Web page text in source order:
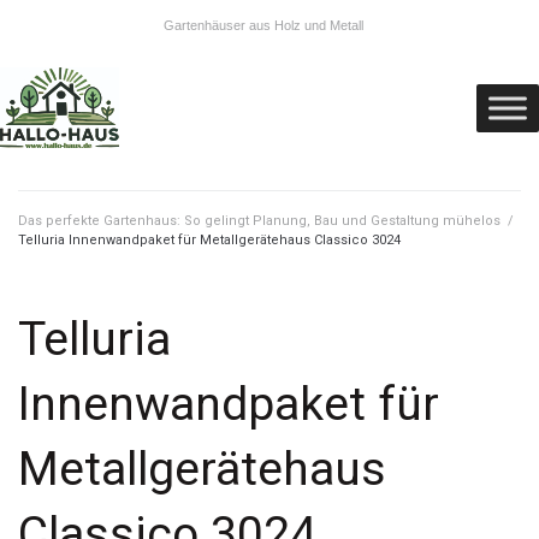
Gartenhäuser aus Holz und Metall
Das perfekte Gartenhaus: So gelingt Planung, Bau und Gestaltung mühelos /
Telluria Innenwandpaket für Metallgerätehaus Classico 3024
Telluria
Innenwandpaket für
Metallgerätehaus